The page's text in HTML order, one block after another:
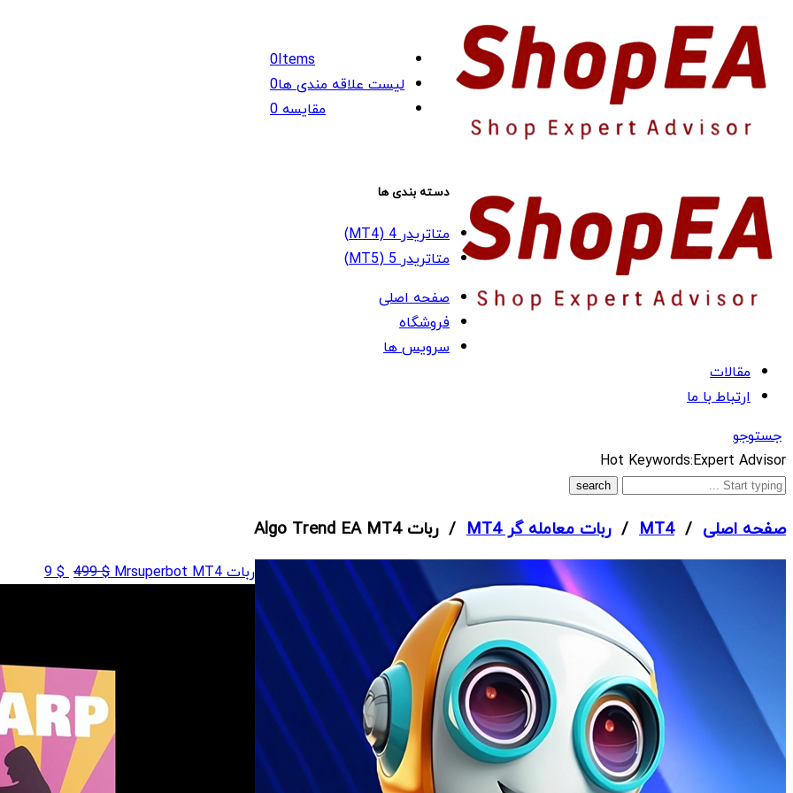
0Items
لیست علاقه مندی ها0
مقایسه0
دسته بندی ها
متاتریدر 4 (MT4)
متاتریدر 5 (MT5)
صفحه اصلی
فروشگاه
سرویس ها
مقالات
ارتباط با ما
جستوجو
What
are
looking
for?
Hot Keywords:Expert Advisor
صفحه اصلی /
MT4
/ربات معامله گر MT4 / ربات Algo Trend EA MT4
ربات Mrsuperbot MT4 $
499
قیمت
$
9 قیمت